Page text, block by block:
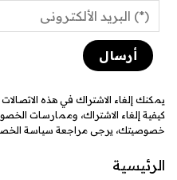
يمكنك إلغاء الاشتراك في هذه
كيفية إلغاء الاشتراك، وممارسات
خصوصيتك، يرجى مراجعة سياسة
الرئيسية